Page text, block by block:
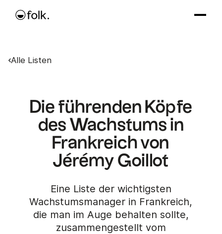
Alle Listen
Die führenden Köpfe
des Wachstums in
Frankreich von
Jérémy Goillot
Eine Liste der wichtigsten
Wachstumsmanager in Frankreich,
die man im Auge behalten sollte,
zusammengestellt vom